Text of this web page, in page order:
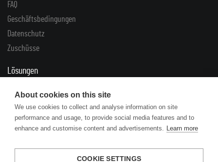
FAQ
Geschäftsbedingungen
Datenschutz
Zuschüsse
Lösungen
Rücklieferungen
Links
About cookies on this site
We use cookies to collect and analyse information on site
performance and usage, to provide social media features and to
enhance and customise content and advertisements. Learn more
COOKIE SETTINGS